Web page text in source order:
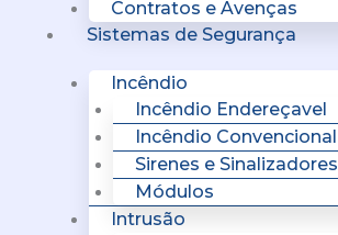
Contratos e Avenças
Sistemas de Segurança
Incêndio
Incêndio Endereçavel
Incêndio Convencional
Sirenes e Sinalizadores
Módulos
Intrusão